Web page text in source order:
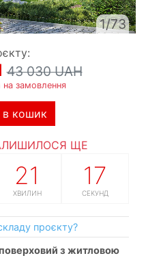
1/73
43 030 UAH
замовлення
в кошик
ЩЕ
21
ХВИЛИН
16
СЕКУНД
проєкту?